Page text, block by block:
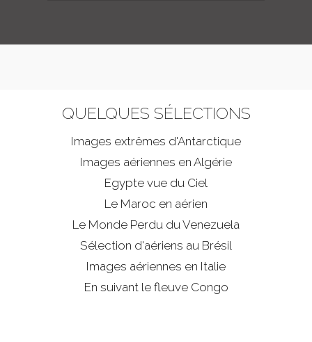
QUELQUES SÉLECTIONS
Images extrêmes d'Antarctique
Images aériennes en Algérie
Egypte vue du Ciel
Le Maroc en aérien
Le Monde Perdu du Venezuela
Sélection d'aériens au Brésil
Images aériennes en Italie
En suivant le fleuve Congo